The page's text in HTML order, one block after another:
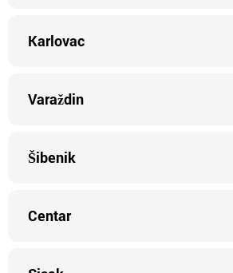
Karlovac
Varaždin
Šibenik
Centar